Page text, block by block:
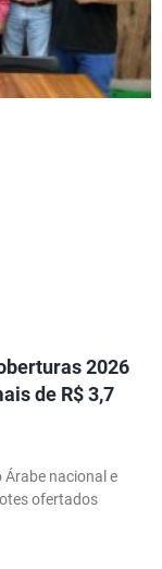
2026
de R$ 3,7
Árabe nacional e
ofertados